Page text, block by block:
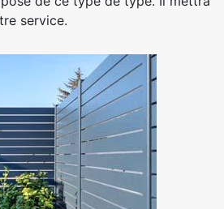
service.